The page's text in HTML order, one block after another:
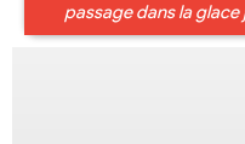
passage dans la